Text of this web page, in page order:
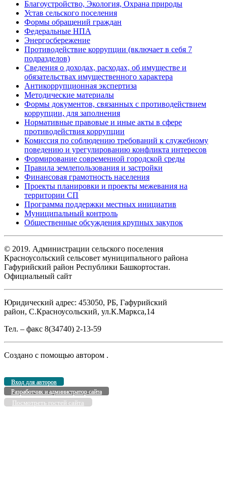
Благоустройство, Экология, Охрана природы
Устав сельского поселения
Формы обращений граждан
Федеральные НПА
Энергосбережение
Противодействие коррупции (включает в себя 7
подразделов)
Сведения о доходах, расходах, об имуществе и
обязательствах имущественного характера
Антикоррупционная экспертиза
Методические материалы
Формы документов, связанных с противодействием
коррупции, для заполнения
Нормативные правовые и иные акты в сфере
противодействия коррупции
Комиссия по соблюдению требований к служебному
поведению и урегулированию конфликта интересов
Формирование современной городской среды
Правила землепользования и застройки
Финансовая грамотность населения
Проекты планировки и проекты межевания на
территории СП
Программа поддержки местных инициатив
Муниципальный контроль
Общественные обсуждения крупных закупок
© 2019. Администрации сельского поселения
Красноусольский сельсовет муниципального района
Гафурийский район Республики Башкортостан.
Официальный сайт
Юридический адрес: 453050, РБ, Гафурийский
район, С.Красноусольский, ул.К.Маркса,14
Тел. – факс 8(34740) 2-13-59
Создано с помощью автором .
Вход для авторов
Разработчик и администратор сайта
Посмотреть гостей сайта